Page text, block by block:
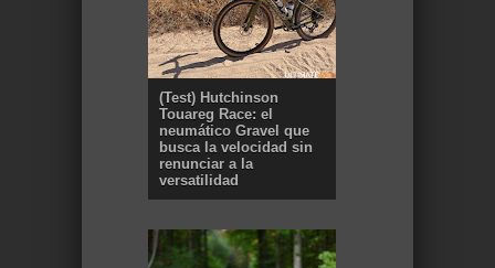
(Test) Hutchinson
Touareg Race: el
neumático Gravel que
busca la velocidad sin
renunciar a la
versatilidad